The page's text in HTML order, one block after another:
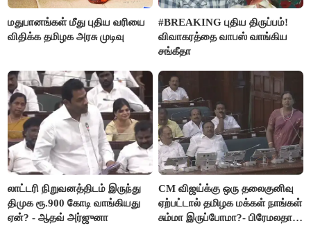
மதுபானங்கள் மீது புதிய வரியை
விதிக்க தமிழக அரசு முடிவு
#BREAKING புதிய திருப்பம்!
விவாகரத்தை வாபஸ் வாங்கிய
சங்கீதா
லாட்டரி நிறுவனத்திடம் இருந்து
திமுக ரூ.900 கோடி வாங்கியது
ஏன்? - ஆதவ் அர்ஜுனா
CM விஜய்க்கு ஒரு தலைகுனிவு
ஏற்பட்டால் தமிழக மக்கள் நாங்கள்
சும்மா இருப்போமா?- பிரேமலதா